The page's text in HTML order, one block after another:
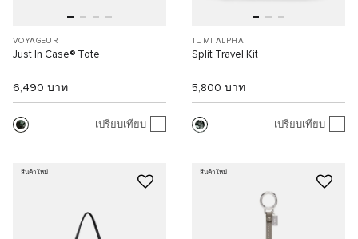
VOYAGEUR
Just In Case® Tote
6,490 บาท
เปรียบเทียบ
TUMI ALPHA
Split Travel Kit
5,800 บาท
เปรียบเทียบ
สินค้าใหม่ สินค้าใหม่